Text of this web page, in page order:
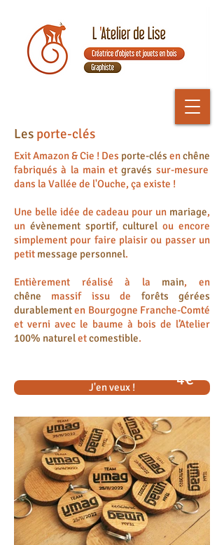
Les porte-clés
Exit Amazon & Cie ! Des porte-clés enchêne
fabriqués à la main etgravés sur-mesure
dans la Vallée de l'Ouche, ça existe !
Une belle idée de cadeau pour un mariage,
un évènement sportif,culturel ou encore
simplement pour faire plaisir ou passer un
petit message personnel.
Entièrement réalisé à la main, en
chêne massif issu de forêts gérées
durablementen Bourgogne Franche-Comté
et verni avec le baume à bois de l’Atelier
100% natureletcomestible.
J'en veux ! 4€